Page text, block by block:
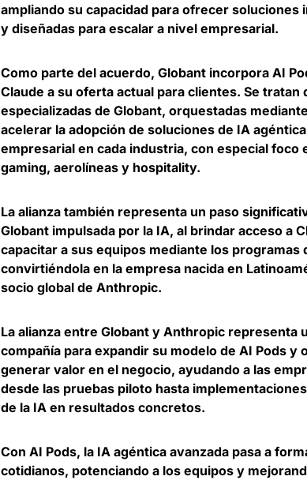
ampliando su capacidad para ofrecer
y diseñadas para escalar a nivel empresarial.
Como parte del acuerdo, Globant incorpora AI
Claude a su oferta actual para clientes. Se tratan
especializadas de Globant, orquestadas
acelerar la adopción de soluciones de IA
empresarial en cada industria, con especial
gaming, aerolíneas y hospitality.
La alianza también representa un paso
Globant impulsada por la IA, al brindar acceso a
capacitar a sus equipos mediante los
convirtiéndola en la empresa nacida en
socio global de Anthropic.
La alianza entre Globant y Anthropic representa
compañía para expandir su modelo de AI Pods y
generar valor en el negocio, ayudando a las
desde las pruebas piloto hasta
de la IA en resultados concretos.
Con AI Pods, la IA agéntica avanzada pasa a
cotidianos, potenciando a los equipos y